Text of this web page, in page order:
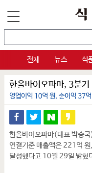
전체 뉴스 식
한올바이오파마, 3분
영업이익 10억 원, 순이익 37
한올바이오파마(대표 박승
연결기준 매출액은 221억
달성했다고 10월 29일 밝혔